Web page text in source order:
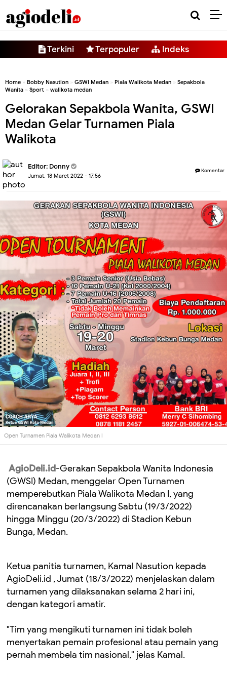
Terkini Terpopuler Indeks
Home » Bobby Nasution » GSWI Medan » Piala Walikota Medan » Sepakbola
Wanita » Sport » walikota medan
Gelorakan Sepakbola Wanita, GSWI
Medan Gelar Turnamen Piala
Walikota
Editor: Donny
Jumat, 18 Maret 2022 - 17.56
Komentar
Open Turnamen Piala Walikota Medan I
AgioDeli.id-Gerakan Sepakbola Wanita Indonesia
(GWSI) Medan, menggelar Open Turnamen
memperebutkan Piala Walikota Medan I, yang
direncanakan berlangsung Sabtu (19/3/2022)
hingga Minggu (20/3/2022) di Stadion Kebun
Bunga, Medan.
Ketua panitia turnamen, Kamal Nasution kepada
AgioDeli.id , Jumat (18/3/2022) menjelaskan dalam
turnamen yang dilaksanakan selama 2 hari ini,
dengan kategori amatir.
"Tim yang mengikuti turnamen ini tidak boleh
menyertakan pemain profesional atau pemain yang
pernah membela tim nasional," jelas Kamal.